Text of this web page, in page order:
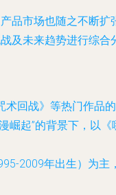
品市场也随之不断
及未来趋势进行综合
回战》等热门作品
崛起”的背景下，以
2009年出生）为